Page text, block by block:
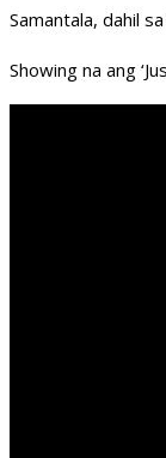
Samantala, dahil
Showing na ang